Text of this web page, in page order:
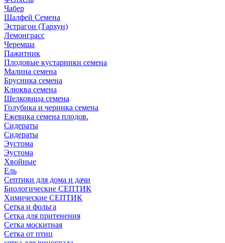
Чабер
Шалфей Семена
Эстрагон (Тархун)
Лемонграсс
Черемша
Пажитник
Плодовые кустарники семена
Малина семена
Брусника семена
Клюква семена
Шелковица семена
Голубика и черника семена
Ежевика семена плодов.
Сидераты
Сидераты
Эустома
Эустома
Хвойные
Ель
Септики для дома и дачи
Биологические СЕПТИК
Химические СЕПТИК
Сетка и фольга
Сетка для притенения
Сетка москитная
Сетка от птиц